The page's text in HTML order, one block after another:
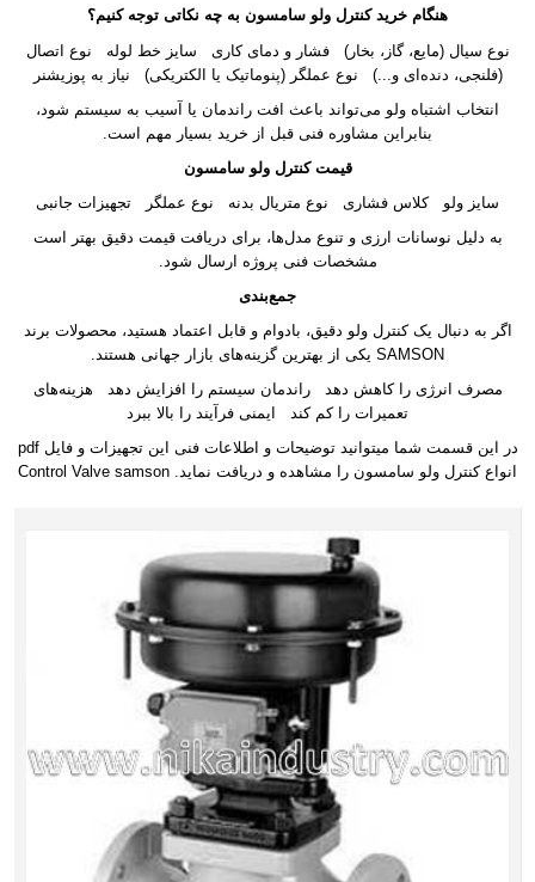
هنگام خرید کنترل ولو سامسون به چه نکاتی توجه کنیم؟
نوع سیال (مایع، گاز، بخار) فشار و دمای کاری سایز خط لوله نوع اتصال
(فلنجی، دنده‌ای و...) نوع عملگر (پنوماتیک یا الکتریکی) نیاز به پوزیشنر
انتخاب اشتباه ولو می‌تواند باعث افت راندمان یا آسیب به سیستم شود،
بنابراین مشاوره فنی قبل از خرید بسیار مهم است.
قیمت کنترل ولو سامسون
سایز ولو کلاس فشاری نوع متریال بدنه نوع عملگر تجهیزات جانبی
به دلیل نوسانات ارزی و تنوع مدل‌ها، برای دریافت قیمت دقیق بهتر است
مشخصات فنی پروژه ارسال شود.
جمع‌بندی
اگر به دنبال یک کنترل ولو دقیق، بادوام و قابل اعتماد هستید، محصولات برند
SAMSON یکی از بهترین گزینه‌های بازار جهانی هستند.
مصرف انرژی را کاهش دهد راندمان سیستم را افزایش دهد هزینه‌های
تعمیرات را کم کند ایمنی فرآیند را بالا ببرد
در این قسمت شما میتوانید توضیحات و اطلاعات فنی این تجهیزات و فایل pdf
انواع کنترل ولو سامسون را مشاهده و دریافت نماید. Control Valve samson